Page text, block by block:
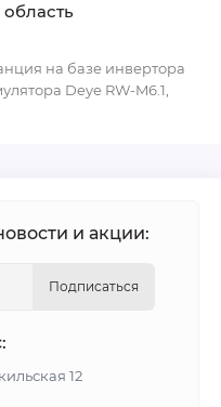
на базе инвертора
Deye RW-M6.1,
и акции:
Подписаться
12